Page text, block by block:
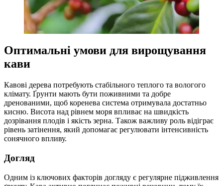
Оптимальні умови для вирощування
кави
Кавові дерева потребують стабільного теплого та вологого
клімату. Ґрунти мають бути поживними та добре
дренованими, щоб коренева система отримувала достатньо
кисню. Висота над рівнем моря впливає на швидкість
дозрівання плодів і якість зерна. Також важливу роль відіграє
рівень затінення, який допомагає регулювати інтенсивність
сонячного впливу.
Догляд
Одним із ключових факторів догляду є регулярне підживлення